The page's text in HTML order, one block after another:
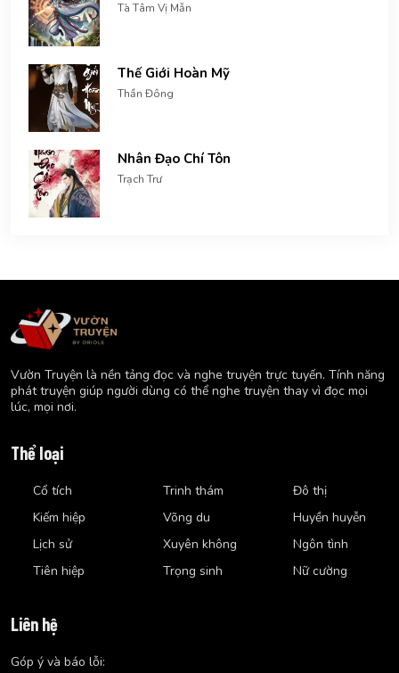
Tà Tâm Vị Mẫn
Thế Giới Hoàn Mỹ
Thần Đông
Nhân Đạo Chí Tôn
Trạch Trư
Vườn Truyện là nền tảng đọc và nghe truyện trực tuyến. Tính năng
phát truyện giúp người dùng có thể nghe truyện thay vì đọc mọi
lúc, mọi nơi.
Thể loại
Cổ tích
Kiếm hiệp
Lịch sử
Tiên hiệp
Trinh thám
Võng du
Xuyên không
Trọng sinh
Đô thị
Huyền huyễn
Ngôn tình
Nữ cường
Liên hệ
Góp ý và báo lỗi: